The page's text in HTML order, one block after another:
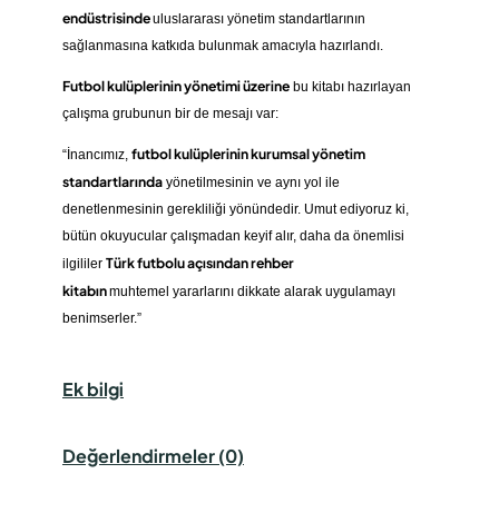
endüstrisindeuluslararası yönetim standartlarının
sağlanmasına katkıda bulunmak amacıyla hazırlandı.
Futbol kulüplerinin yönetimi üzerine bu kitabı hazırlayan
çalışma grubunun bir de mesajı var:
“İnancımız, futbol kulüplerinin kurumsal yönetim
standartlarında yönetilmesinin ve aynı yol ile
denetlenmesinin gerekliliği yönündedir. Umut ediyoruz ki,
bütün okuyucular çalışmadan keyif alır, daha da önemlisi
ilgililer Türk futbolu açısından rehber
kitabınmuhtemel yararlarını dikkate alarak uygulamayı
benimserler.”
Ek bilgi
Değerlendirmeler (0)